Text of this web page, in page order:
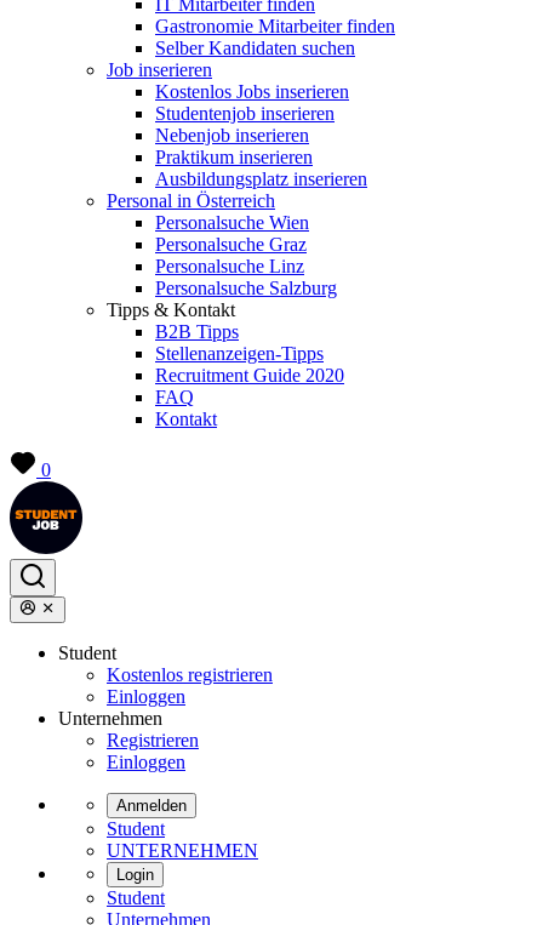
IT Mitarbeiter finden
Gastronomie Mitarbeiter finden
Selber Kandidaten suchen
Job inserieren
Kostenlos Jobs inserieren
Studentenjob inserieren
Nebenjob inserieren
Praktikum inserieren
Ausbildungsplatz inserieren
Personal in Österreich
Personalsuche Wien
Personalsuche Graz
Personalsuche Linz
Personalsuche Salzburg
Tipps & Kontakt
B2B Tipps
Stellenanzeigen-Tipps
Recruitment Guide 2020
FAQ
Kontakt
0
Student
Kostenlos registrieren
Einloggen
Unternehmen
Registrieren
Einloggen
Anmelden
Student
UNTERNEHMEN
Login
Student
Unternehmen